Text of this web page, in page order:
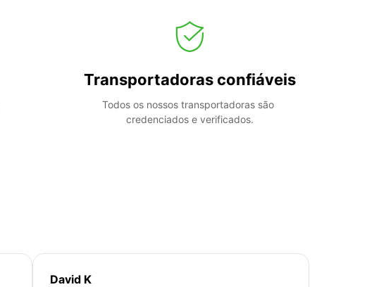
Transportadoras confiáveis
Todos os nossos transportadoras são
credenciados e verificados.
David K